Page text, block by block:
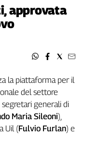
approvata
la piattaforma per il
del settore
segretari generali di
Maria Sileoni),
Uil (Fulvio Furlan) e